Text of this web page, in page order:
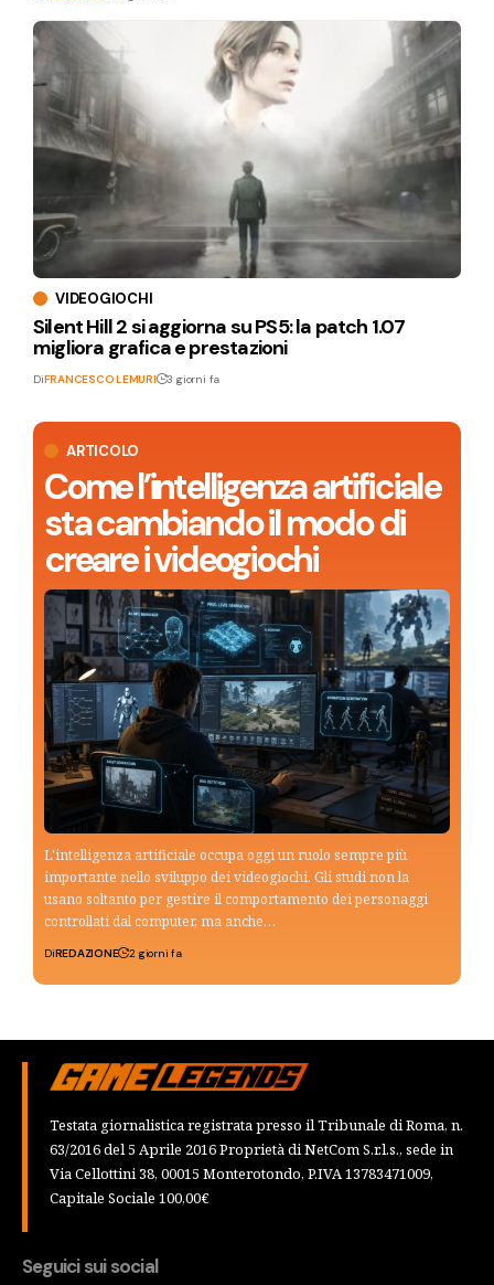
ARTICOLO
Come l’intelligenza artificiale
sta cambiando il modo di
creare i videogiochi
L'intelligenza artificiale occupa oggi un ruolo sempre più
importante nello sviluppo dei videogiochi. Gli studi non la
usano soltanto per gestire il comportamento dei personaggi
controllati dal computer, ma anche…
DiREDAZIONE 2 giorni fa
VIDEOGIOCHI
Silent Hill 2 si aggiorna su PS5: la patch 1.07
migliora grafica e prestazioni
DiFRANCESCO LEMURI 3 giorni fa
Testata giornalistica registrata presso il Tribunale di Roma, n.
63/2016 del 5 Aprile 2016 Proprietà di NetCom S.r.l.s., sede in
Via Cellottini 38, 00015 Monterotondo, P.IVA 13783471009,
Capitale Sociale 100,00€
Seguici sui social